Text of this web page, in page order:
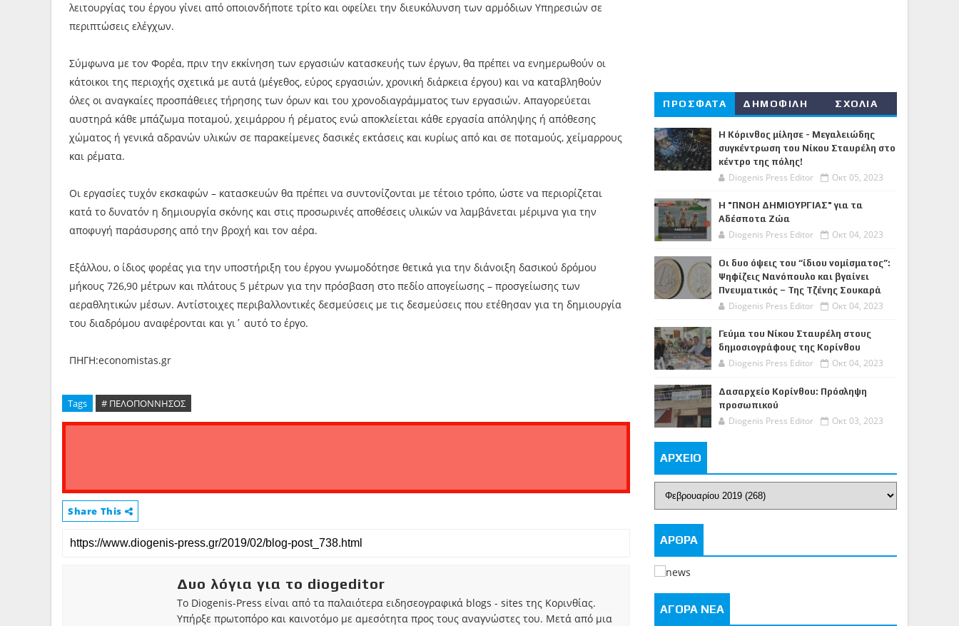
λειτουργίας του έργου γίνει από οποιονδήποτε τρίτο και οφείλει την διευκόλυνση των αρμόδιων Υπηρεσιών σε
περιπτώσεις ελέγχων.
Σύμφωνα με τον Φορέα, πριν την εκκίνηση των εργασιών κατασκευής των έργων, θα πρέπει να ενημερωθούν οι
κάτοικοι της περιοχής σχετικά με αυτά (μέγεθος, εύρος εργασιών, χρονική διάρκεια έργου) και να καταβληθούν
όλες οι αναγκαίες προσπάθειες τήρησης των όρων και του χρονοδιαγράμματος των εργασιών. Απαγορεύεται
αυστηρά κάθε μπάζωμα ποταμού, χειμάρρου ή ρέματος ενώ αποκλείεται κάθε εργασία απόληψης ή απόθεσης
χώματος ή γενικά αδρανών υλικών σε παρακείμενες δασικές εκτάσεις και κυρίως από και σε ποταμούς, χείμαρρους
και ρέματα.
Οι εργασίες τυχόν εκσκαφών – κατασκευών θα πρέπει να συντονίζονται με τέτοιο τρόπο, ώστε να περιορίζεται
κατά το δυνατόν η δημιουργία σκόνης και στις προσωρινές αποθέσεις υλικών να λαμβάνεται μέριμνα για την
αποφυγή παράσυρσης από την βροχή και τον αέρα.
Εξάλλου, ο ίδιος φορέας για την υποστήριξη του έργου γνωμοδότησε θετικά για την διάνοιξη δασικού δρόμου
μήκους 726,90 μέτρων και πλάτους 5 μέτρων για την πρόσβαση στο πεδίο απογείωσης – προσγείωσης των
αεραθλητικών μέσων. Αντίστοιχες περιβαλλοντικές δεσμεύσεις με τις δεσμεύσεις που ετέθησαν για τη δημιουργία
του διαδρόμου αναφέρονται και γι΄ αυτό το έργο.
ΠΗΓΗ:economistas.gr
Tags # ΠΕΛΟΠΟΝΝΗΣΟΣ
Share This
Δυο λόγια για το diogeditor
Το Diogenis-Press είναι από τα παλαιότερα ειδησεογραφικά blogs - sites της Κορινθίας.
Υπήρξε πρωτοπόρο και καινοτόμο με αμεσότητα προς τους αναγνώστες του. Μετά από μια
ΠΡΟΣΦΑΤΑ ΔΗΜΟΦΙΛΗ ΣΧΟΛΙΑ
Η Κόρινθος μίλησε - Μεγαλειώδης
συγκέντρωση του Νίκου Σταυρέλη στο
κέντρο της πόλης!
Diogenis Press Editor Οκτ 05, 2023
Η "ΠΝΟΗ ΔΗΜΙΟΥΡΓΙΑΣ" για τα
Αδέσποτα Ζώα
Diogenis Press Editor Οκτ 04, 2023
Οι δυο όψεις του “ίδιου νομίσματος”:
Ψηφίζεις Νανόπουλο και βγαίνει
Πνευματικός – Της Τζένης Σουκαρά
Diogenis Press Editor Οκτ 04, 2023
Γεύμα του Νίκου Σταυρέλη στους
δημοσιογράφους της Κορίνθου
Diogenis Press Editor Οκτ 04, 2023
Δασαρχείο Κορίνθου: Πρόσληψη
προσωπικού
Diogenis Press Editor Οκτ 03, 2023
ΑΡΧΕΙΟ
ΑΡΘΡΑ
ΑΓΟΡΑ ΝΕΑ